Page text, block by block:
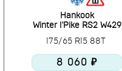
Hankook
Winter I'Pike RS2 W429
175/65 R15 88T
8 060 ₽